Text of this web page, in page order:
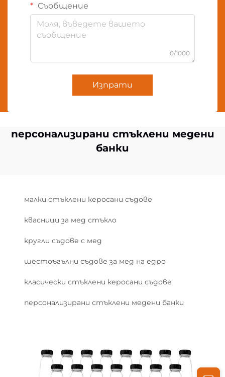
Съобщение
0/1000
Изпрати
персонализирани стъклени медени
банки
малки стъклени керосани съдове
квасници за мед стъкло
кругли съдове с мед
шестоъгълни съдове за мед на едро
класически стъклени керосани съдове
персонализирани стъклени медени банки